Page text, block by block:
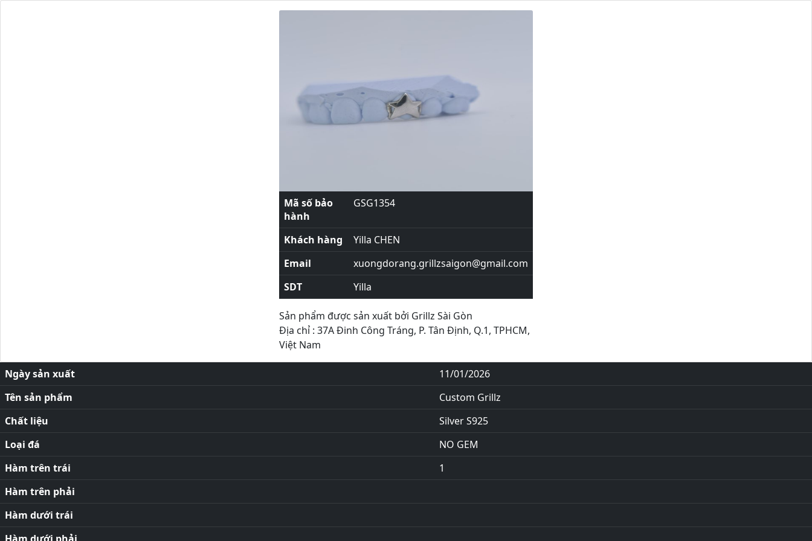
Mã số bảo
hành
GSG1354
Khách hàng
Yilla CHEN
Email
xuongdorang.grillzsaigon@gmail.com
SDT
Yilla
Sản phẩm được sản xuất bởi Grillz Sài Gòn
Địa chỉ : 37A Đinh Công Tráng, P. Tân Định, Q.1, TPHCM,
Việt Nam
Ngày sản xuất
11/01/2026
Tên sản phẩm
Custom Grillz
Chất liệu
Silver S925
Loại đá
NO GEM
Hàm trên trái
1
Hàm trên phải
Hàm dưới trái